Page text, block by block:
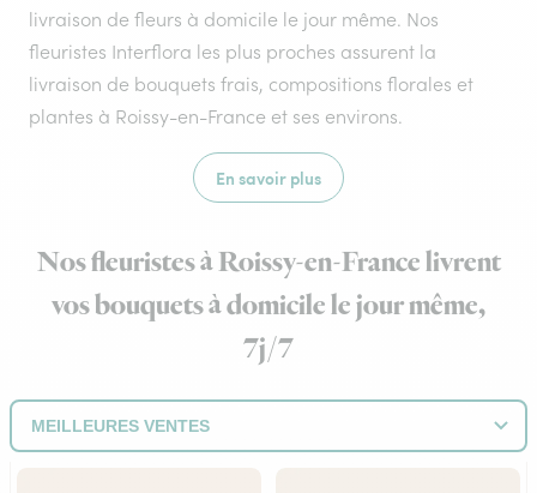
livraison de fleurs à domicile le jour même. Nos
fleuristes Interflora les plus proches assurent la
livraison de bouquets frais, compositions florales et
plantes à Roissy-en-France et ses environs.
En savoir plus
Nos fleuristes à Roissy-en-France livrent
vos bouquets à domicile le jour même,
7j/7